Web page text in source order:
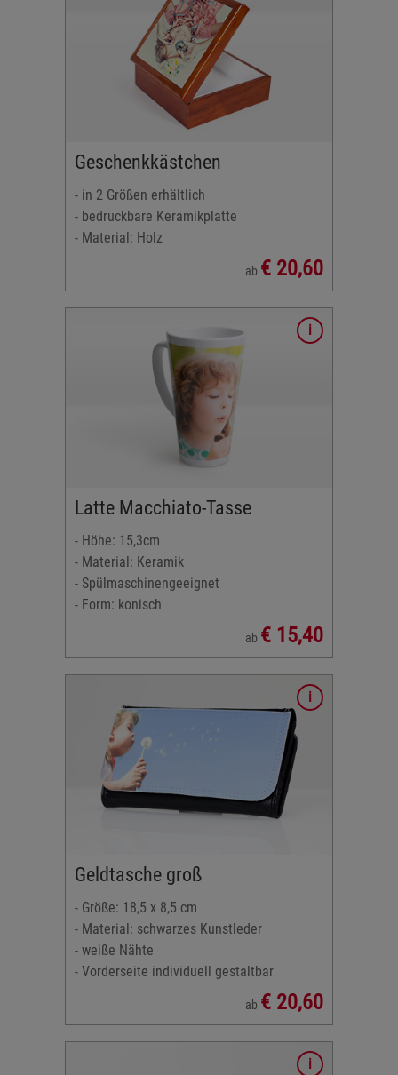
Geschenkkästchen
- in 2 Größen erhältlich
- bedruckbare Keramikplatte
- Material: Holz
ab € 20,60
Latte Macchiato-Tasse
- Höhe: 15,3cm
- Material: Keramik
- Spülmaschinengeeignet
- Form: konisch
ab € 15,40
Geldtasche groß
- Größe: 18,5 x 8,5 cm
- Material: schwarzes Kunstleder
- weiße Nähte
- Vorderseite individuell gestaltbar
ab € 20,60